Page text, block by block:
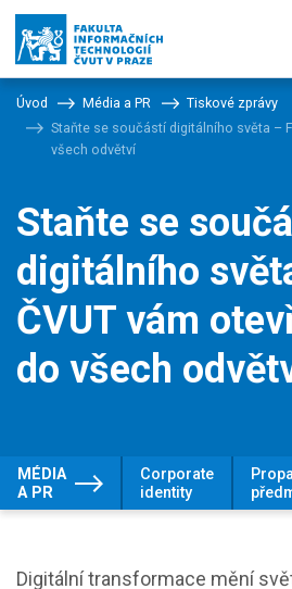
Úvod Média a PR
Tiskové zprávy
Staňte se součástí digitálního světa –
všech odvětví
Staňte se
digitálního
ČVUT vám
do všech
MÉDIA
A PR
Corporate
identity
Digitální transformace mění